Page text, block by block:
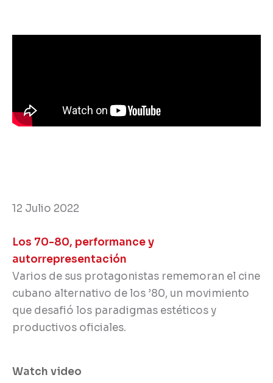
12 Julio 2022
Los 70-80, performance y
autorrepresentación
Varios de sus protagonistas rememoran el cine
cubano alternativo de los ’80, un movimiento
que desafió los paradigmas estéticos y
productivos oficiales.
Watch video